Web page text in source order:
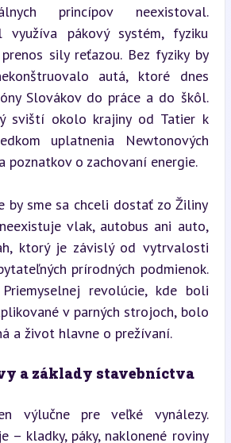
princípov neexistoval.
využíva pákový systém, fyziku
sily reťazou. Bez fyziky by
autá, ktoré dnes
Slovákov do práce a do škôl.
sviští okolo krajiny od Tatier k
uplatnenia Newtonových
poznatkov o zachovaní energie.
by sme sa chceli dostať zo Žiliny
vlak, autobus ani auto,
ktorý je závislý od vytrvalosti
prírodných podmienok.
revolúcie, kde boli
v parných strojoch, bolo
a život hlavne o prežívaní.
a základy stavebníctva
výlučne pre veľké vynálezy.
– kladky, páky, naklonené roviny